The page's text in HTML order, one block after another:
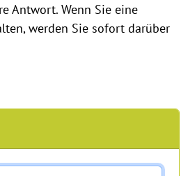
Antwort. Wenn Sie eine
werden Sie sofort darüber